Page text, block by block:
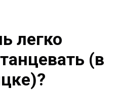
легко
(в